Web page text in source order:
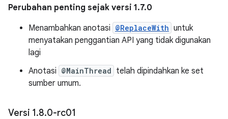
Perubahan penting sejak versi 1.7.0
Menambahkan anotasi @ReplaceWith untuk
menyatakan penggantian API yang tidak digunakan
lagi
Anotasi @MainThread telah dipindahkan ke set
sumber umum.
Versi 1.8.0-rc01